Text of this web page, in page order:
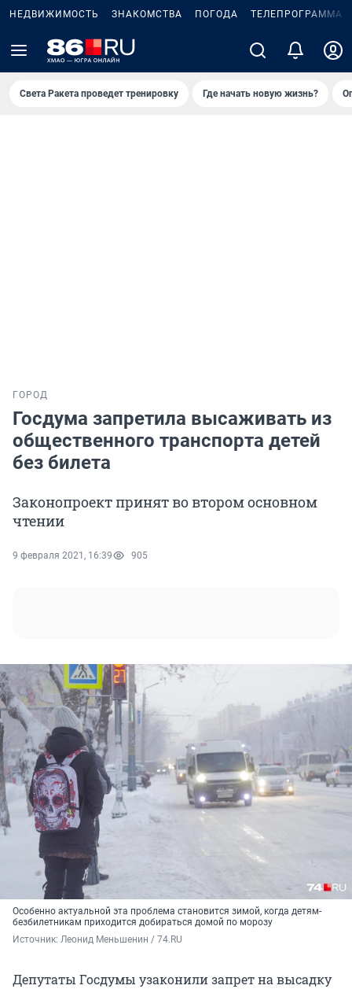
НЕДВИЖИМОСТЬ ЗНАКОМСТВА ПОГОДА ТЕЛЕПРОГРАММА
Света Ракета проведет тренировку Где начать новую жизнь?
ГОРОД
Госдума запретила высаживать из
общественного транспорта детей
без билета
Законопроект принят во втором основном
чтении
9 февраля 2021, 16:39 905
Особенно актуальной эта проблема становится зимой, когда детям-
безбилетникам приходится добираться домой по морозу
Источник: Леонид Меньшенин / 74.RU
Депутаты Госдумы узаконили запрет на высадку